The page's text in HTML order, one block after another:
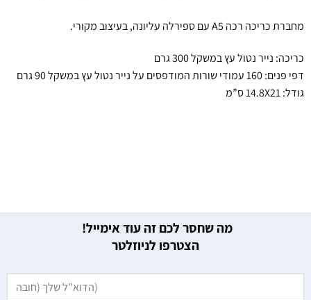
מחברת כריכה רכה A5 עם ספירלה עליונה, בעיצוב מקורי.
כריכה: נייר נטול עץ במשקל 300 גרם
דפי פנים: 160 עמודי שורות המודפסים על נייר נטול עץ במשקל 90 גרם
גודל: 14.8X21 ס”מ
מה שחסר לכם זה עוד אימייל!
הצטרפו לניוזלטר